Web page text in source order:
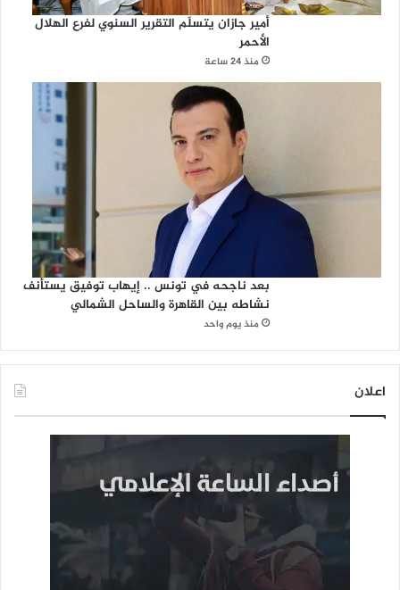
أمير جازان يتسلّم التقرير السنوي لفرع الهلال
الأحمر
منذ 24 ساعة
بعد ناجحه في تونس .. إيهاب توفيق يستأنف
نشاطه بين القاهرة والساحل الشمالي
منذ يوم واحد
اعلان